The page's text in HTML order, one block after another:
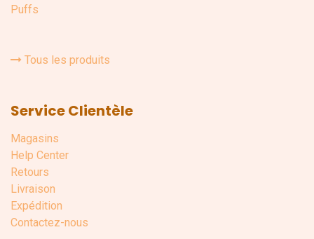
Puffs
Tous les produits
Service Clientèle
Magasins
Help Center
Retours
Livraison
Expédition
Contactez-nous